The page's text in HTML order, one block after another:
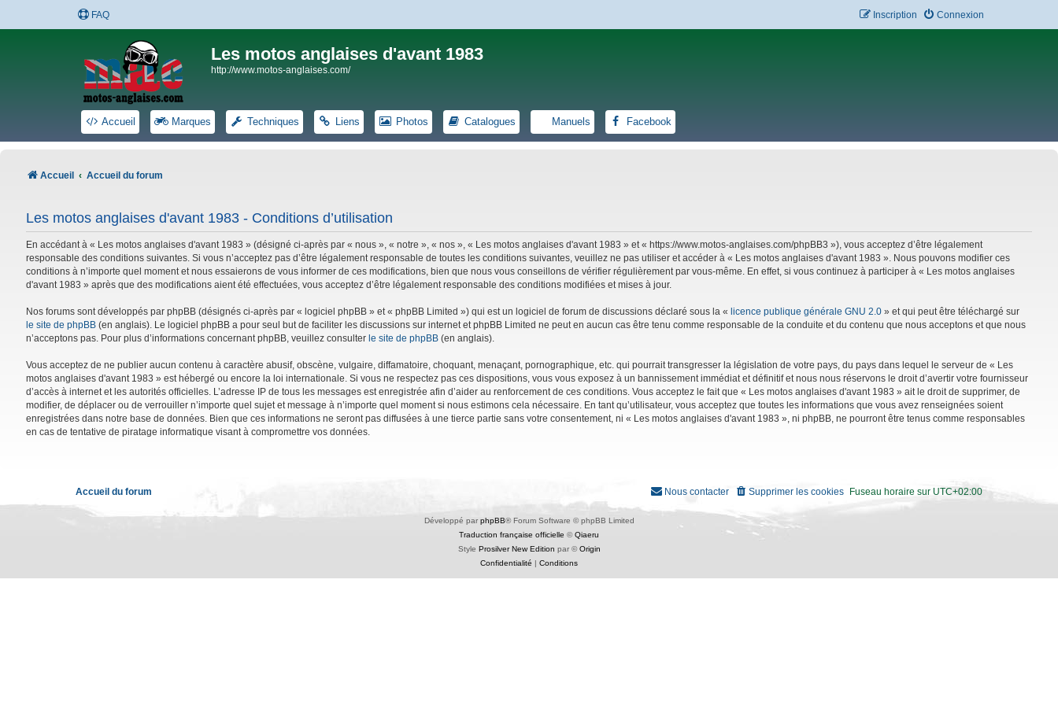
FAQ Connexion
Inscription
Les motos anglaises d'avant 1983
http://www.motos-anglaises.com/
Accueil Marques Techniques Liens Photos Catalogues Manuels Facebook
Accueil Accueil du forum
Les motos anglaises d'avant 1983 - Conditions d’utilisation
En accédant à « Les motos anglaises d'avant 1983 » (désigné ci-après par « nous », « notre », « nos », « Les motos anglaises d'avant 1983 » et « https://www.motos-anglaises.com/phpBB3 »), vous acceptez d’être légalement
responsable des conditions suivantes. Si vous n’acceptez pas d’être légalement responsable de toutes les conditions suivantes, veuillez ne pas utiliser et accéder à « Les motos anglaises d'avant 1983 ». Nous pouvons modifier ces
conditions à n’importe quel moment et nous essaierons de vous informer de ces modifications, bien que nous vous conseillons de vérifier régulièrement par vous-même. En effet, si vous continuez à participer à « Les motos anglaises
d'avant 1983 » après que des modifications aient été effectuées, vous acceptez d’être légalement responsable des conditions modifiées et mises à jour.
Nos forums sont développés par phpBB (désignés ci-après par « logiciel phpBB » et « phpBB Limited ») qui est un logiciel de forum de discussions déclaré sous la « licence publique générale GNU 2.0 » et qui peut être téléchargé sur
le site de phpBB (en anglais). Le logiciel phpBB a pour seul but de faciliter les discussions sur internet et phpBB Limited ne peut en aucun cas être tenu comme responsable de la conduite et du contenu que nous acceptons et que nous
n’acceptons pas. Pour plus d’informations concernant phpBB, veuillez consulter le site de phpBB (en anglais).
Vous acceptez de ne publier aucun contenu à caractère abusif, obscène, vulgaire, diffamatoire, choquant, menaçant, pornographique, etc. qui pourrait transgresser la législation de votre pays, du pays dans lequel le serveur de « Les
motos anglaises d'avant 1983 » est hébergé ou encore la loi internationale. Si vous ne respectez pas ces dispositions, vous vous exposez à un bannissement immédiat et définitif et nous nous réservons le droit d’avertir votre fournisseur
d’accès à internet et les autorités officielles. L’adresse IP de tous les messages est enregistrée afin d’aider au renforcement de ces conditions. Vous acceptez le fait que « Les motos anglaises d'avant 1983 » ait le droit de supprimer, de
modifier, de déplacer ou de verrouiller n’importe quel sujet et message à n’importe quel moment si nous estimons cela nécessaire. En tant qu’utilisateur, vous acceptez que toutes les informations que vous avez renseignées soient
enregistrées dans notre base de données. Bien que ces informations ne seront pas diffusées à une tierce partie sans votre consentement, ni « Les motos anglaises d'avant 1983 », ni phpBB, ne pourront être tenus comme responsables
en cas de tentative de piratage informatique visant à compromettre vos données.
Accueil du forum Fuseau horaire sur UTC+02:00
Supprimer les cookies
Nous contacter
Développé par phpBB® Forum Software © phpBB Limited
Traduction française officielle ©Qiaeru
Style Prosilver New Edition par ©Origin
Confidentialité
Conditions